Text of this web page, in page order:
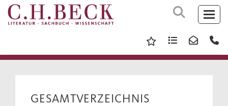
GESAMTVERZEICHNIS